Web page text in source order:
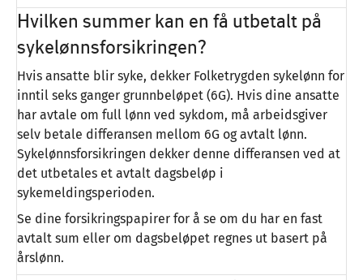
Hvilken summer kan en få utbetalt på
sykelønnsforsikringen?
Hvis ansatte blir syke, dekker Folketrygden sykelønn for
inntil seks ganger grunnbeløpet (6G). Hvis dine ansatte
har avtale om full lønn ved sykdom, må arbeidsgiver
selv betale differansen mellom 6G og avtalt lønn.
Sykelønnsforsikringen dekker denne differansen ved at
det utbetales et avtalt dagsbeløp i
sykemeldingsperioden.
Se dine forsikringspapirer for å se om du har en fast
avtalt sum eller om dagsbeløpet regnes ut basert på
årslønn.